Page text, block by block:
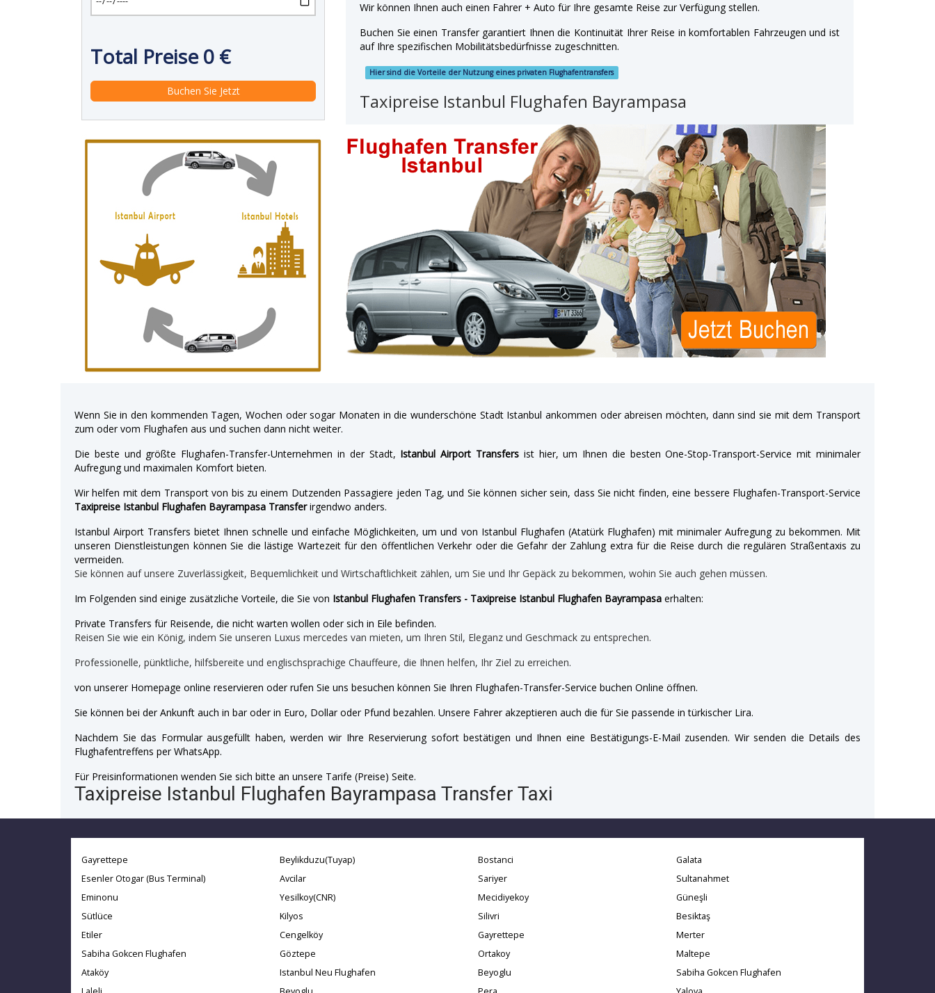
Total Preise0 €
Wir können Ihnen auch einen Fahrer + Auto für Ihre gesamte Reise zur Verfügung stellen.
Buchen Sie einen Transfer garantiert Ihnen die Kontinuität Ihrer Reise in komfortablen Fahrzeugen und ist
auf Ihre spezifischen Mobilitätsbedürfnisse zugeschnitten.
Hier sind die Vorteile der Nutzung eines privaten Flughafentransfers
Taxipreise Istanbul Flughafen Bayrampasa
Wenn Sie in den kommenden Tagen, Wochen oder sogar Monaten in die wunderschöne Stadt Istanbul ankommen oder abreisen möchten, dann sind sie mit dem Transport
zum oder vom Flughafen aus und suchen dann nicht weiter.
Die beste und größte Flughafen-Transfer-Unternehmen in der Stadt, Istanbul Airport Transfersist hier, um Ihnen die besten One-Stop-Transport-Service mit minimaler
Aufregung und maximalen Komfort bieten.
Wir helfen mit dem Transport von bis zu einem Dutzenden Passagiere jeden Tag, und Sie können sicher sein, dass Sie nicht finden, eine bessere Flughafen-Transport-Service
Taxipreise Istanbul Flughafen Bayrampasa Transferirgendwo anders.
Istanbul Airport Transfers bietet Ihnen schnelle und einfache Möglichkeiten, um und von Istanbul Flughafen (Atatürk Flughafen) mit minimaler Aufregung zu bekommen. Mit
unseren Dienstleistungen können Sie die lästige Wartezeit für den öffentlichen Verkehr oder die Gefahr der Zahlung extra für die Reise durch die regulären Straßentaxis zu
vermeiden.
Sie können auf unsere Zuverlässigkeit, Bequemlichkeit und Wirtschaftlichkeit zählen, um Sie und Ihr Gepäck zu bekommen, wohin Sie auch gehen müssen.
Im Folgenden sind einige zusätzliche Vorteile, die Sie von Istanbul Flughafen Transfers - Taxipreise Istanbul Flughafen Bayrampasa erhalten:
Private Transfers für Reisende, die nicht warten wollen oder sich in Eile befinden.
Reisen Sie wie ein König, indem Sie unseren Luxus mercedes van mieten, um Ihren Stil, Eleganz und Geschmack zu entsprechen.
Professionelle, pünktliche, hilfsbereite und englischsprachige Chauffeure, die Ihnen helfen, Ihr Ziel zu erreichen.
von unserer Homepage online reservieren oder rufen Sie uns besuchen können Sie Ihren Flughafen-Transfer-Service buchen Online öffnen.
Sie können bei der Ankunft auch in bar oder in Euro, Dollar oder Pfund bezahlen. Unsere Fahrer akzeptieren auch die für Sie passende in türkischer Lira.
Nachdem Sie das Formular ausgefüllt haben, werden wir Ihre Reservierung sofort bestätigen und Ihnen eine Bestätigungs-E-Mail zusenden. Wir senden die Details des
Flughafentreffens per WhatsApp.
Für Preisinformationen wenden Sie sich bitte an unsere Tarife (Preise) Seite.
Taxipreise Istanbul Flughafen Bayrampasa Transfer Taxi
Gayrettepe
Esenler Otogar (Bus Terminal)
Eminonu
Sütlüce
Etiler
Sabiha Gokcen Flughafen
Ataköy
Beylikduzu(Tuyap)
Avcilar
Yesilkoy(CNR)
Kilyos
Cengelköy
Göztepe
Istanbul Neu Flughafen
Bostanci
Sariyer
Mecidiyekoy
Silivri
Gayrettepe
Ortakoy
Beyoglu
Galata
Sultanahmet
Güneşli
Besiktaş
Merter
Maltepe
Sabiha Gokcen Flughafen